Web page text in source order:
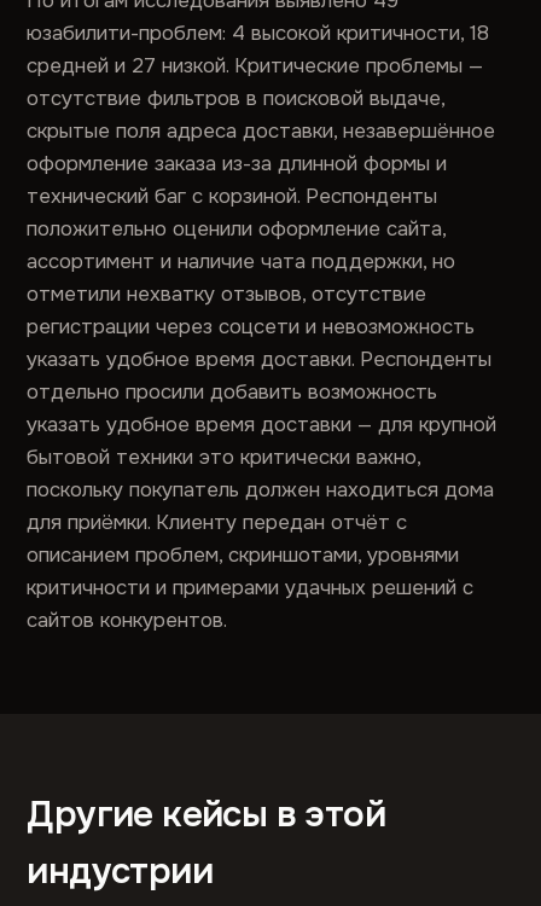
юзабилити-проблем: 4 высокой критичности, 18
средней и 27 низкой. Критические проблемы —
отсутствие фильтров в поисковой выдаче,
скрытые поля адреса доставки, незавершённое
оформление заказа из-за длинной формы и
технический баг с корзиной. Респонденты
положительно оценили оформление сайта,
ассортимент и наличие чата поддержки, но
отметили нехватку отзывов, отсутствие
регистрации через соцсети и невозможность
указать удобное время доставки. Респонденты
отдельно просили добавить возможность
указать удобное время доставки — для крупной
бытовой техники это критически важно,
поскольку покупатель должен находиться дома
для приёмки. Клиенту передан отчёт с
описанием проблем, скриншотами, уровнями
критичности и примерами удачных решений с
сайтов конкурентов.
Другие кейсы в этой
индустрии